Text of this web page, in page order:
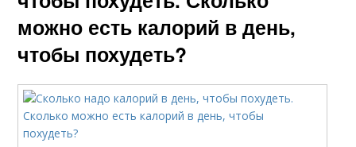
можно есть калорий в день,
чтобы похудеть?